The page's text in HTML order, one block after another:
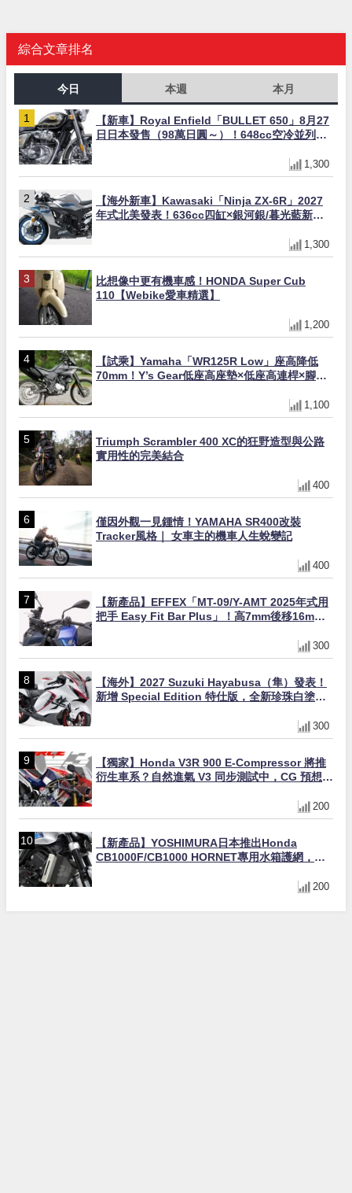
綜合文章排名
今日 本週 本月
【新車】Royal Enfield「BULLET 650」8月27
日日本發售（98萬日圓～）！648cc空冷並列雙
1,300
【海外新車】Kawasaki「Ninja ZX-6R」2027
年式北美發表！636cc四缸×銀河銀/暮光藍新色
1,300
比想像中更有機車感！HONDA Super Cub
110【Webike愛車精選】
1,200
【試乘】Yamaha「WR125R Low」座高降低
70mm！Y’s Gear低座高座墊×低座高連桿×腳踏
1,100
Triumph Scrambler 400 XC的狂野造型與公路
實用性的完美結合
400
僅因外觀一見鍾情！YAMAHA SR400改裝
Tracker風格｜ 女車主的機車人生蛻變記
400
【新產品】EFFEX「MT-09/Y-AMT 2025年式用
把手 Easy Fit Bar Plus」！高7mm後移16mm
300
【海外】2027 Suzuki Hayabusa（隼）發表！
新增 Special Edition 特仕版，全新珍珠白塗裝
300
【獨家】Honda V3R 900 E-Compressor 將推
衍生車系？自然進氣 V3 同步測試中，CG 預想曝
200
【新產品】YOSHIMURA日本推出Honda
CB1000F/CB1000 HORNET專用水箱護網，六
200